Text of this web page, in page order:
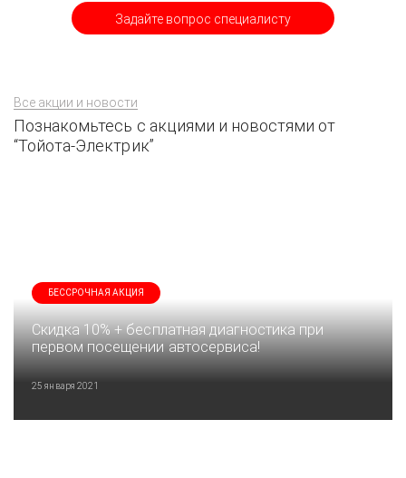
Задайте вопрос специалисту
Все акции и новости
Познакомьтесь с акциями и новостями от
“Тойота-Электрик”
БЕССРОЧНАЯ АКЦИЯ
Скидка 10% + бесплатная диагностика при
первом посещении автосервиса!
25 января 2021